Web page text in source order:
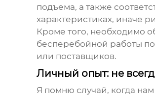
подъема, а также
характеристиках, иначе
Кроме того, необходимо
бесперебойной работы
или поставщиков.
Личный опыт: не
Я помню случай, когда нам